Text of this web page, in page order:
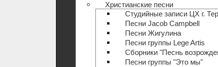
Христианские песни
Студийные записи ЦХ г.
Песни Jacob Campbell
Песни Жигулина
Песни группы Lege Artis
Сборники "Песнь
Песни группы "Это мы"